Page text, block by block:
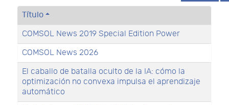
Título
COMSOL News 2019 Special Edition Power
COMSOL News 2026
El caballo de batalla oculto de la IA: cómo la
optimización no convexa impulsa el aprendizaje
automático